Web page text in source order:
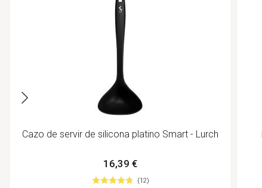
Cazo de servir de silicona platino Smart - Lurch
16,39 €
(12)